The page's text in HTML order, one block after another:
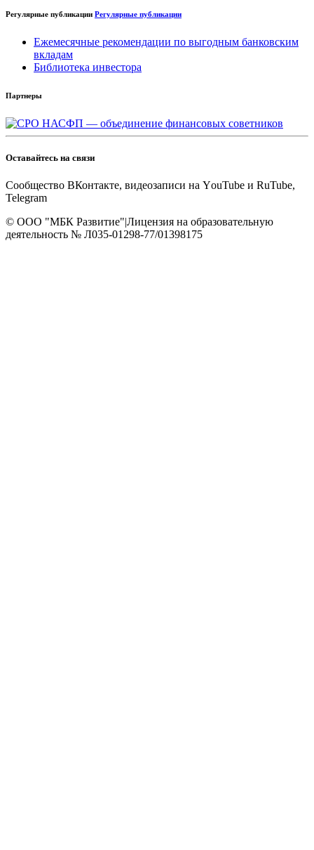
Регулярные публикации Регулярные публикации
Ежемесячные рекомендации по выгодным банковским
вкладам
Библиотека инвестора
Партнеры
Оставайтесь на связи
Cообщество ВКонтакте, видеозаписи на YоuTube и RuTube,
Telegram
© OOO "МБК Развитие"|Лицензия на образовательную
деятельность № Л035-01298-77/01398175